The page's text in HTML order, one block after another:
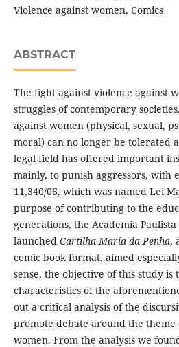
Violence against women, Comics
ABSTRACT
The fight against violence against
struggles of contemporary
against women (physical, sexual,
moral) can no longer be tolerated
legal field has offered important
mainly, to punish aggressors, with
11,340/06, which was named Lei
purpose of contributing to the
generations, the Academia
launched Cartilha Maria da Penha,
comic book format, aimed
sense, the objective of this study
characteristics of the
out a critical analysis of the
promote debate around the theme
women. From the analysis we